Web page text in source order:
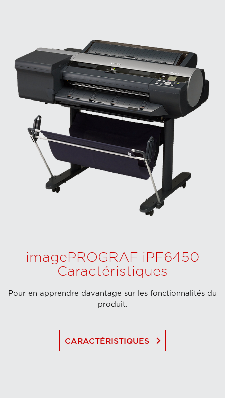
imagePROGRAF iPF6450
Caractéristiques
Pour en apprendre davantage sur les fonctionnalités du
produit.
CARACTÉRISTIQUES keyboard_arrow_right